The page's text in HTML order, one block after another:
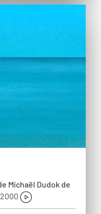
Michaël Dudok de